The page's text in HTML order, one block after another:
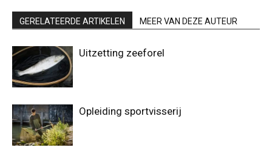
GERELATEERDE ARTIKELEN MEER VAN DEZE AUTEUR
Uitzetting zeeforel
Opleiding sportvisserij